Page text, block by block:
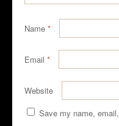
Name *
Email *
Website
Save my name,